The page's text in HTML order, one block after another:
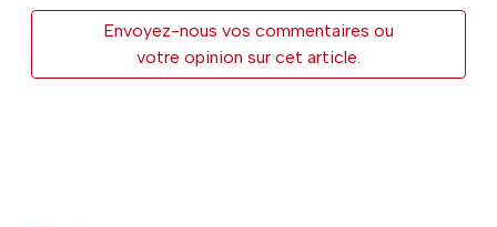
Envoyez-nous vos commentaires ou
votre opinion sur cet article.